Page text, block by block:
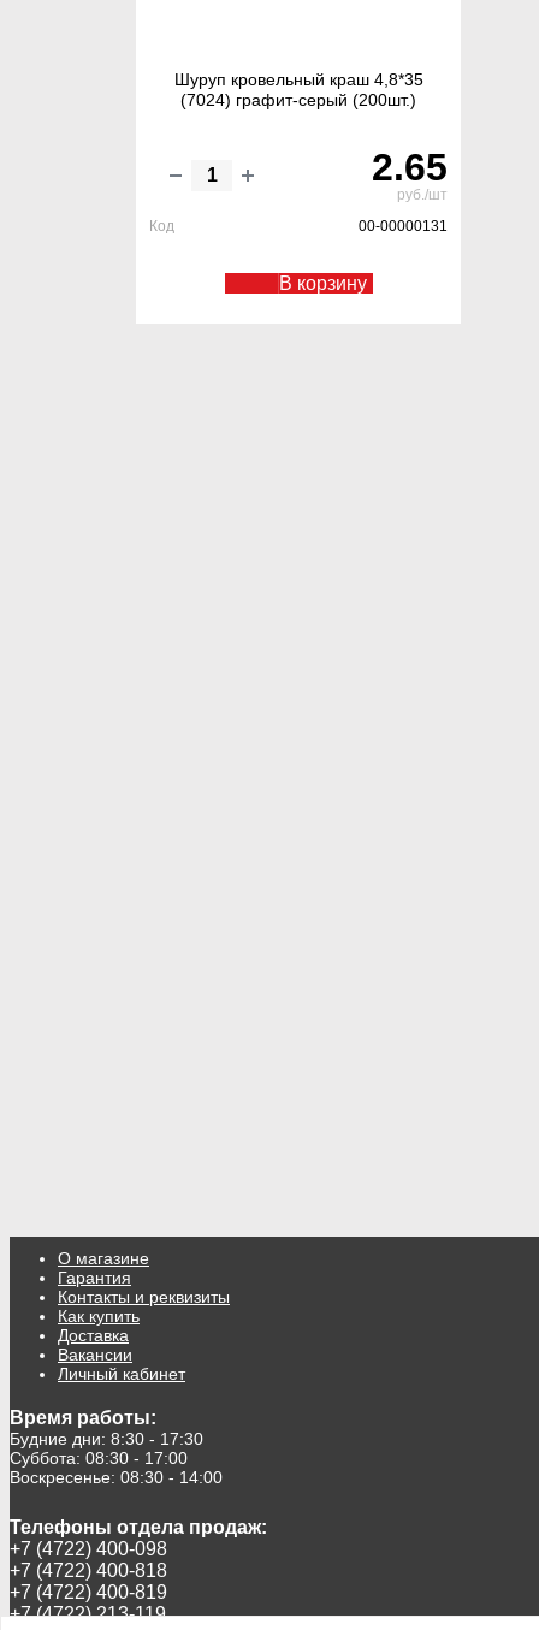
Шуруп кровельный краш 4,8*35
(7024) графит-серый (200шт.)
2.65
руб./шт
Код
00-00000131
В корзину
О магазине
Гарантия
Контакты и реквизиты
Как купить
Доставка
Вакансии
Личный кабинет
Время работы:
Будние дни: 8:30 - 17:30
Суббота: 08:30 - 17:00
Воскресенье: 08:30 - 14:00
Телефоны отдела продаж:
+7 (4722) 400-098
+7 (4722) 400-818
+7 (4722) 400-819
+7 (4722) 213-119